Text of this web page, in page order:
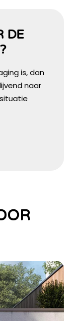
DE
is, dan
naar